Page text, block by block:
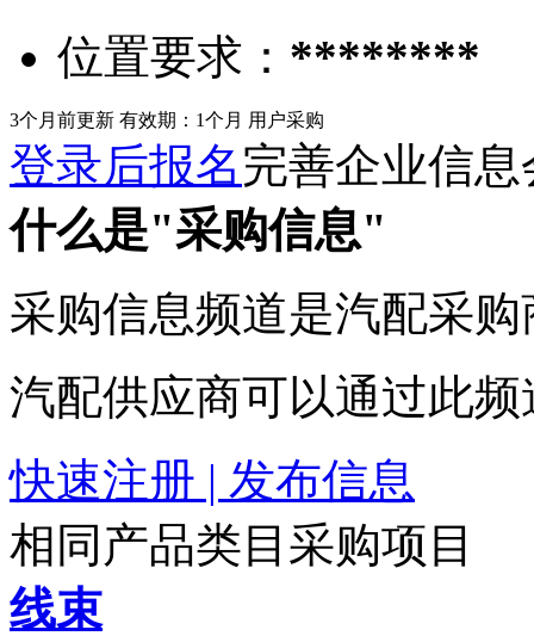
位置要求： ********
3个月前更新 有效期：1个月 用户采购
登录后报名完善企业信
什么是"采购信息"
采购信息频道是汽配采
汽配供应商可以通过此
快速注册 | 发布信息
相同产品类目采购项目
线束